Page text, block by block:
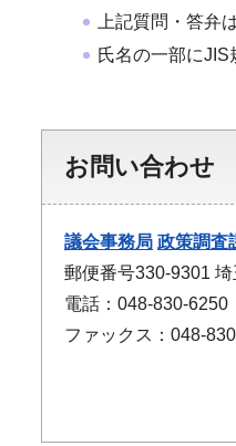
上記質問・答弁
氏名の一部に
お問い合わせ
議会事務局 政策調査
郵便番号330-9301
電話：048-830-6250
ファックス：048-